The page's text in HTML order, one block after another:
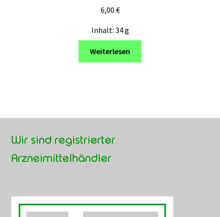
6,00 €
Inhalt: 34g
Weiterlesen
Wir sind registrierter
Arzneimittelhändler